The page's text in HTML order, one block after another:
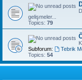
gelişmeler...
Topics: 79
Subforum:
Tebrik
Topics: 54